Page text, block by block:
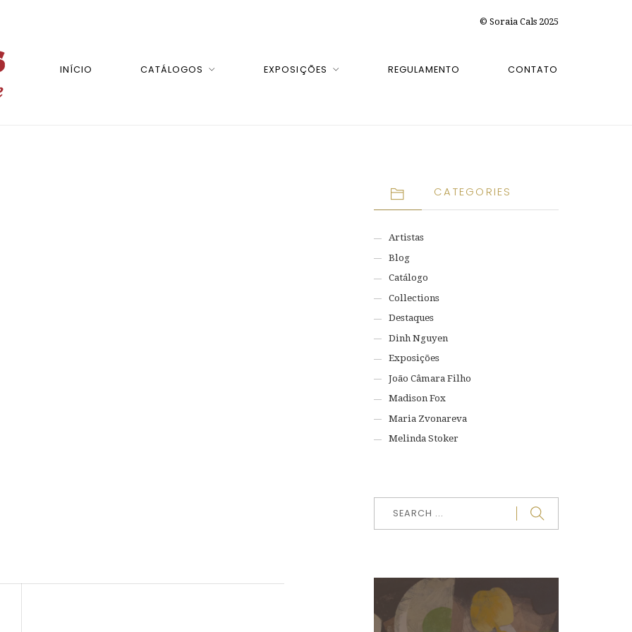
© Soraia Cals 2025
INÍCIO CATÁLOGOS EXPOSIÇÕES REGULAMENTO CONTATO
CATEGORIES
Artistas
Blog
Catálogo
Collections
Destaques
Dinh Nguyen
Exposições
João Câmara Filho
Madison Fox
Maria Zvonareva
Melinda Stoker